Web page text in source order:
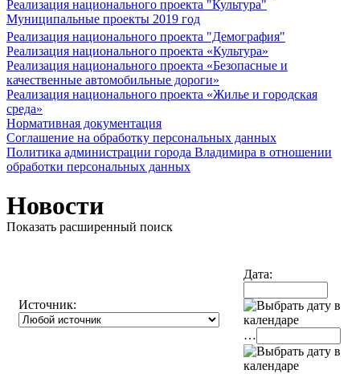
Реализация национального проекта "Культура"
Муниципальные проекты 2019 год
Реализация национального проекта "Демография"
Реализация национального проекта «Культура»
Реализация национального проекта «Безопасные и
качественные автомобильные дороги»
Реализация национального проекта «Жилье и городская
среда»
Нормативная документация
Соглашение на обработку персональных данных
Политика администрации города Владимира в отношении
обработки персональных данных
Новости
Показать расширенный поиск
Источник:
Дата:
…